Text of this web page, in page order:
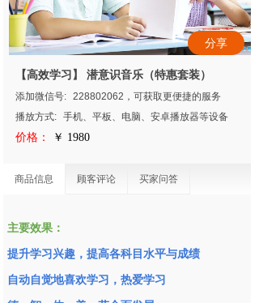
【高效学习】 潜意识音乐（特惠套装）
添加微信号: 228802062，可获取更便捷的服务
播放方式: 手机、平板、电脑、安卓播放器等设备
价格： ￥ 1980
分享
商品信息 顾客评论 买家问答
主要效果：
提升学习兴趣，提高各科目水平与成绩
自动自觉地喜欢学习，热爱学习